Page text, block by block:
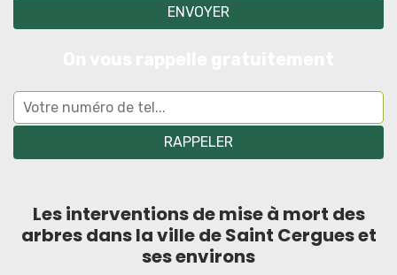
Les interventions de mise à mort des
arbres dans la ville de Saint Cergues et
ses environs